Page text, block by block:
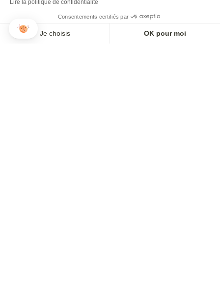
Lire la politique de confidentialité
Consentements certifiés par
Je choisis OK pour moi